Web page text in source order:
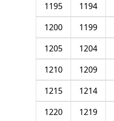
1194
1195
1199
1200
1204
1205
1209
1210
1214
1215
1219
1220